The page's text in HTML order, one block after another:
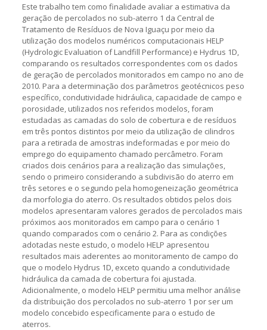
Este trabalho tem como finalidade avaliar a estimativa da
geração de percolados no sub-aterro 1 da Central de
Tratamento de Resíduos de Nova Iguaçu por meio da
utilização dos modelos numéricos computacionais HELP
(Hydrologic Evaluation of Landfill Performance) e Hydrus 1D,
comparando os resultados correspondentes com os dados
de geração de percolados monitorados em campo no ano de
2010. Para a determinação dos parâmetros geotécnicos peso
específico, condutividade hidráulica, capacidade de campo e
porosidade, utilizados nos referidos modelos, foram
estudadas as camadas do solo de cobertura e de resíduos
em três pontos distintos por meio da utilização de cilindros
para a retirada de amostras indeformadas e por meio do
emprego do equipamento chamado percâmetro. Foram
criados dois cenários para a realização das simulações,
sendo o primeiro considerando a subdivisão do aterro em
três setores e o segundo pela homogeneização geométrica
da morfologia do aterro. Os resultados obtidos pelos dois
modelos apresentaram valores gerados de percolados mais
próximos aos monitorados em campo para o cenário 1
quando comparados com o cenário 2. Para as condições
adotadas neste estudo, o modelo HELP apresentou
resultados mais aderentes ao monitoramento de campo do
que o modelo Hydrus 1D, exceto quando a condutividade
hidráulica da camada de cobertura foi ajustada.
Adicionalmente, o modelo HELP permitiu uma melhor análise
da distribuição dos percolados no sub-aterro 1 por ser um
modelo concebido especificamente para o estudo de
aterros.